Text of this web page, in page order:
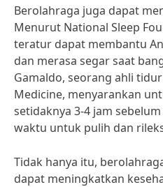
Berolahraga juga dapat
Menurut National Sleep
teratur dapat membantu
dan merasa segar saat
Gamaldo, seorang ahli
Medicine, menyarankan
setidaknya 3-4 jam
waktu untuk pulih dan
Tidak hanya itu,
dapat meningkatkan